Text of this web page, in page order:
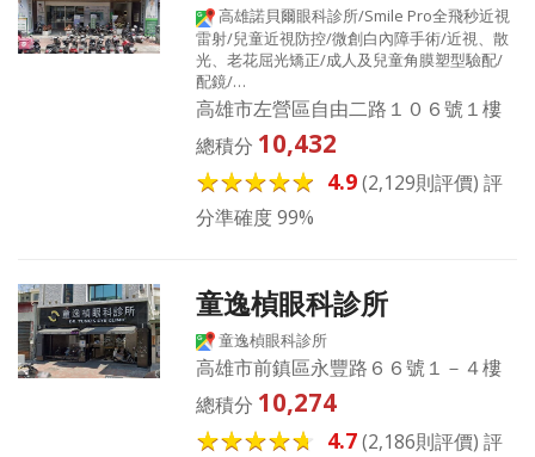
高雄諾貝爾眼科診所/Smile Pro全飛秒近視
雷射/兒童近視防控/微創白內障手術/近視、散
光、老花屈光矯正/成人及兒童角膜塑型驗配/
配鏡/…
高雄市左營區自由二路１０６號１樓
總積分 10,432
4.9(2,129則評價) 評
分準確度 99%
童逸楨眼科診所
童逸楨眼科診所
高雄市前鎮區永豐路６６號１－４樓
總積分 10,274
4.7(2,186則評價) 評